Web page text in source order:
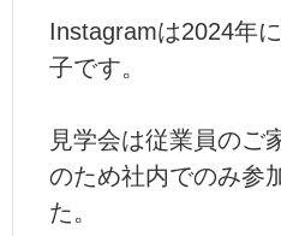
Instagramは2024年
子です。
見学会は従業員のご
のため社内でのみ参
た。